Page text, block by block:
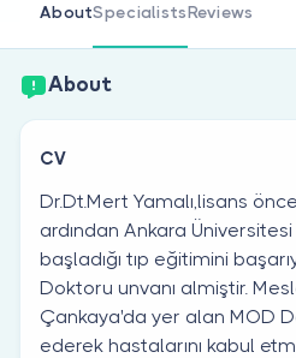
Are you a
AboutSpecialistsReviews
About
CV
Dr.Dt.Mert Yamalı,lisans
ardından Ankara
başladığı tıp eğitimini
Doktoru unvanı almiştir.
Çankaya'da yer alan MOD
ederek hastalarını kabul